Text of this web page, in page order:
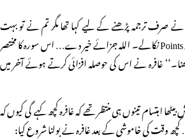
نے صرف ترجمہ پڑھنے کے لیے کہا تھا مگر تم نے تو بہت
اچھے سے مطالعہ کیا اور یہ Points نکالے۔ اللہ جزائے خیر دے… اس سورہ کا مختصر
غافرہ نے اس کی حوصلہ افزائی کرتے ہوئے آخر میں
ابتسام تینوں ہی منتظر تھے کہ غافرہ کچھ کہے گی کیوں کہ